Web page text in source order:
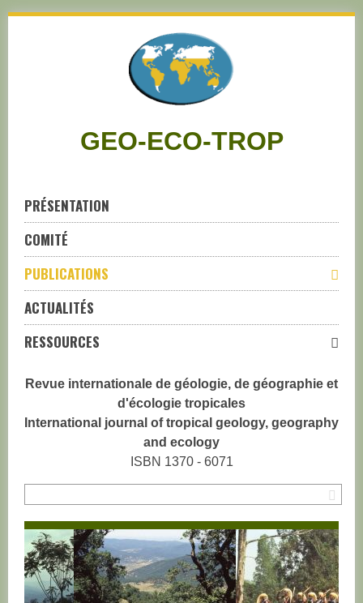
GEO-ECO-TROP
PRÉSENTATION
COMITÉ
PUBLICATIONS
ACTUALITÉS
RESSOURCES
Revue internationale de géologie, de géographie et
d'écologie tropicales
International journal of tropical geology, geography
and ecology
ISBN 1370 - 6071